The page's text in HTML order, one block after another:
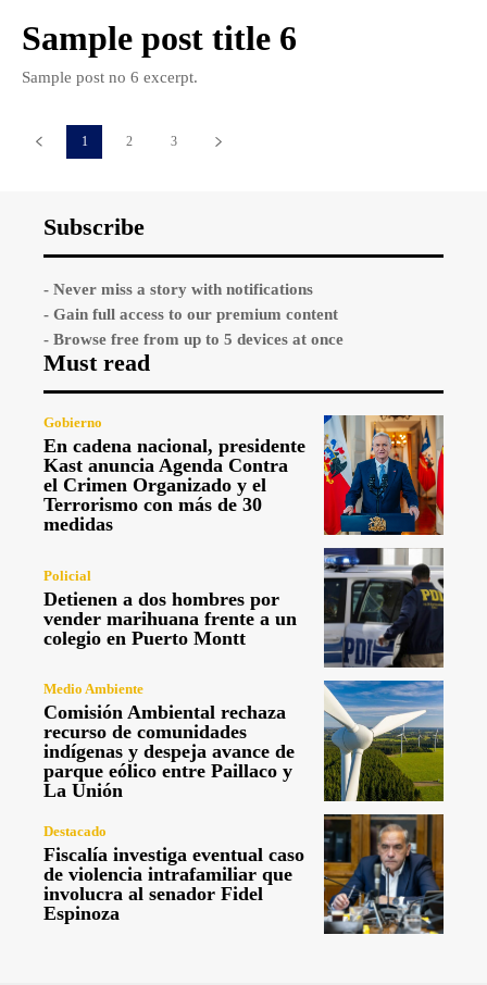
Sample post title 6
Sample post no 6 excerpt.
1 2 3
Subscribe
- Never miss a story with notifications
- Gain full access to our premium content
- Browse free from up to 5 devices at once
Must read
Gobierno
En cadena nacional, presidente
Kast anuncia Agenda Contra
el Crimen Organizado y el
Terrorismo con más de 30
medidas
Policial
Detienen a dos hombres por
vender marihuana frente a un
colegio en Puerto Montt
Medio Ambiente
Comisión Ambiental rechaza
recurso de comunidades
indígenas y despeja avance de
parque eólico entre Paillaco y
La Unión
Destacado
Fiscalía investiga eventual caso
de violencia intrafamiliar que
involucra al senador Fidel
Espinoza